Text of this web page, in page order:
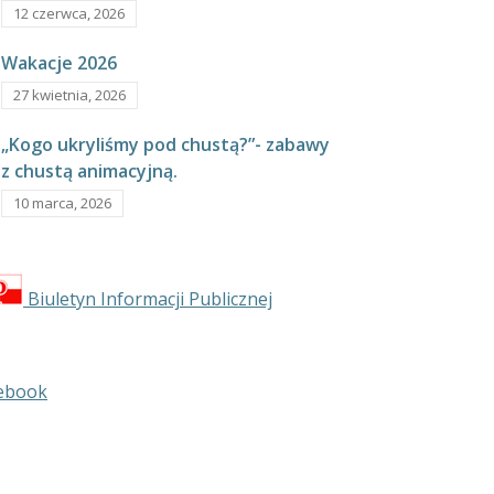
12 czerwca, 2026
Wakacje 2026
27 kwietnia, 2026
„Kogo ukryliśmy pod chustą?”- zabawy
z chustą animacyjną.
10 marca, 2026
Biuletyn Informacji Publicznej